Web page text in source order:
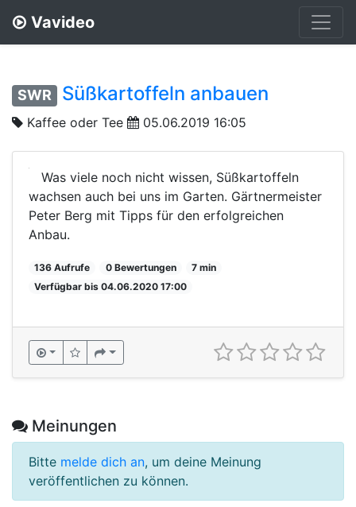
Vavideo
SWR Süßkartoffeln anbauen
Kaffee oder Tee 05.06.2019 16:05
Was viele noch nicht wissen, Süßkartoffeln
wachsen auch bei uns im Garten. Gärtnermeister
Peter Berg mit Tipps für den erfolgreichen
Anbau.
136 Aufrufe 0 Bewertungen
7 min
Verfügbar bis 04.06.2020 17:00
Meinungen
Bitte melde dich an, um deine Meinung
veröffentlichen zu können.